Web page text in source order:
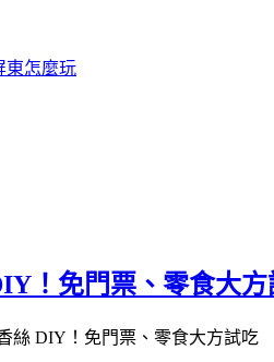
東怎麼玩
！免門票、零食大方